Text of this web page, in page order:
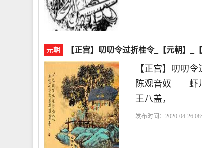
元朝 【正宫】叨叨令过折桂令_【元朝】_
【正宫】叨叨
陈观音奴 虾儿
王八盖，
发布时间：2020-04-26